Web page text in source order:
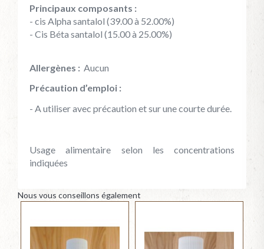
Principaux composants :
- cis Alpha santalol (39.00 à 52.00%)
- Cis Béta santalol (15.00 à 25.00%)
Allergènes : Aucun
Précaution d’emploi :
- A utiliser avec précaution et sur une courte durée.
Usage alimentaire selon les concentrations
indiquées
Nous vous conseillons également